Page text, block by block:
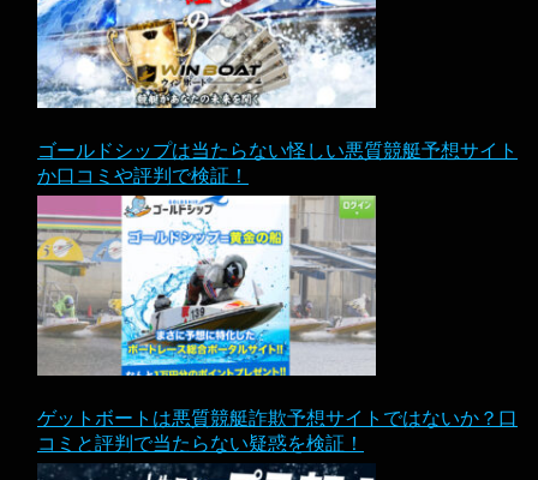
ゴールドシップは当たらない怪しい悪質競艇予想サイト
か口コミや評判で検証！
ゲットボートは悪質競艇詐欺予想サイトではないか？口
コミと評判で当たらない疑惑を検証！